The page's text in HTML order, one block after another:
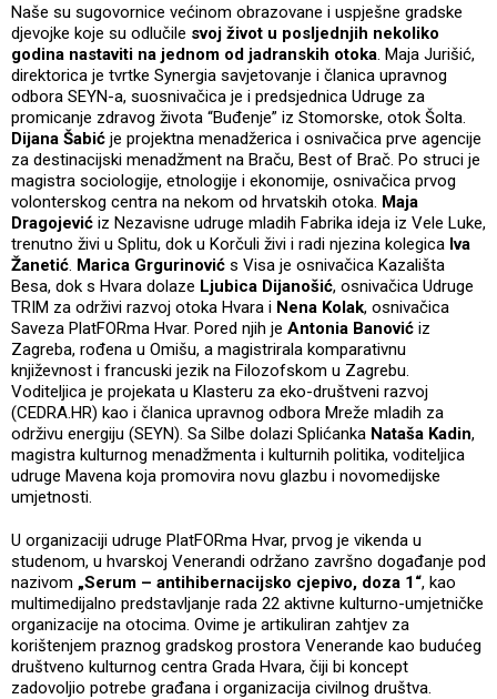
Naše su sugovornice većinom obrazovane i uspješne gradske
djevojke koje su odlučile svoj život u posljednjih nekoliko
godina nastaviti na jednom od jadranskih otoka. Maja Jurišić,
direktorica je tvrtke Synergia savjetovanje i članica upravnog
odbora SEYN-a, suosnivačica je i predsjednica Udruge za
promicanje zdravog života “Buđenje” iz Stomorske, otok Šolta.
Dijana Šabić je projektna menadžerica i osnivačica prve agencije
za destinacijski menadžment na Braču, Best of Brač. Po struci je
magistra sociologije, etnologije i ekonomije, osnivačica prvog
volonterskog centra na nekom od hrvatskih otoka. Maja
Dragojević iz Nezavisne udruge mladih Fabrika ideja iz Vele Luke,
trenutno živi u Splitu, dok u Korčuli živi i radi njezina kolegica Iva
Žanetić. Marica Grgurinović s Visa je osnivačica Kazališta
Besa, dok s Hvara dolaze Ljubica Dijanošić, osnivačica Udruge
TRIM za održivi razvoj otoka Hvara i Nena Kolak, osnivačica
Saveza PlatFORma Hvar. Pored njih je Antonia Banović iz
Zagreba, rođena u Omišu, a magistrirala komparativnu
književnost i francuski jezik na Filozofskom u Zagrebu.
Voditeljica je projekata u Klasteru za eko-društveni razvoj
(CEDRA.HR) kao i članica upravnog odbora Mreže mladih za
održivu energiju (SEYN). Sa Silbe dolazi Splićanka Nataša Kadin,
magistra kulturnog menadžmenta i kulturnih politika, voditeljica
udruge Mavena koja promovira novu glazbu i novomedijske
umjetnosti.
U organizaciji udruge PlatFORma Hvar, prvog je vikenda u
studenom, u hvarskoj Venerandi održano završno događanje pod
nazivom „Serum – antihibernacijsko cjepivo, doza 1“, kao
multimedijalno predstavljanje rada 22 aktivne kulturno-umjetničke
organizacije na otocima. Ovime je artikuliran zahtjev za
korištenjem praznog gradskog prostora Venerande kao budućeg
društveno kulturnog centra Grada Hvara, čiji bi koncept
zadovoljio potrebe građana i organizacija civilnog društva.